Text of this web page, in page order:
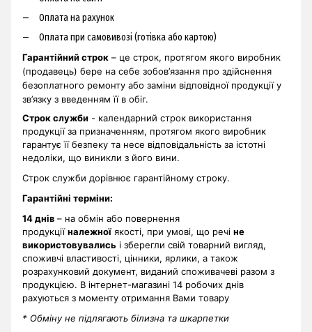
Оплата на рахунок
Оплата при самовивозі (готівка або картою)
Гарантійний строк – це строк, протягом якого виробник
(продавець) бере на себе зобов’язання про здійснення
безоплатного ремонту або заміни відповідної продукції у
зв’язку з введенням її в обіг.
Строк служби - календарний строк використання
продукції за призначенням, протягом якого виробник
гарантує її безпеку та несе відповідальність за істотні
недоліки, що виникли з його вини.
Строк служби дорівнює гарантійному строку.
Гарантійні терміни:
14 днів – на обмін або повернення
продукціїналежної якості, при умові, що речі не
використовувались і зберегли свій товарний вигляд,
споживчі властивості, цінники, ярлики, а також
розрахунковий документ, виданий споживачеві разом з
продукцією. В інтернет-магазині 14 робочих днів
рахуються з моменту отримання Вами товару
* Обміну не підлягають білизна та шкарпетки